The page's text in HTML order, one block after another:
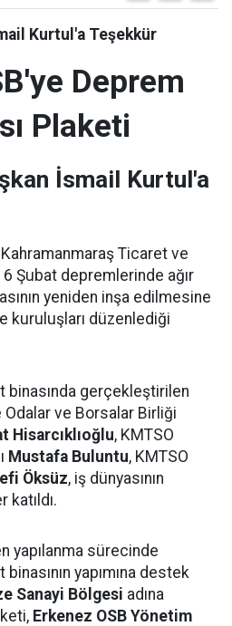
Kurtul'a Teşekkür
Deprem
Plaketi
İsmail Kurtul'a
Ticaret ve
6 Şubat depremlerinde ağır
yeniden inşa edilmesine
kuruluşları düzenlediği
binasında gerçekleştirilen
ve Borsalar Birliği
Hisarcıklıoğlu, KMTSO
Mustafa Buluntu, KMTSO
Öksüz, iş dünyasının
yapılanma sürecinde
yapımına destek
Sanayi Bölgesi adına
Erkenez OSB Yönetim